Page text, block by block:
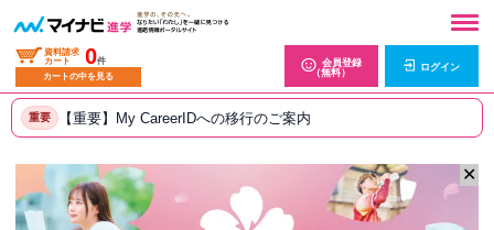
資料請求
カート
0件
カートの中を見る
会員登録
（無料）
ログイン
重要 【重要】My CareerIDへの移行のご案内
✕